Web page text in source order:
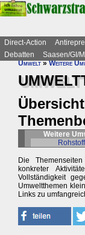
Direct-Action
Debatten
Saasen/GI/
Umwelt»Weitere
Weitere
Die
konkreter
Vollständigkeit
Umweltthemen
Links zu